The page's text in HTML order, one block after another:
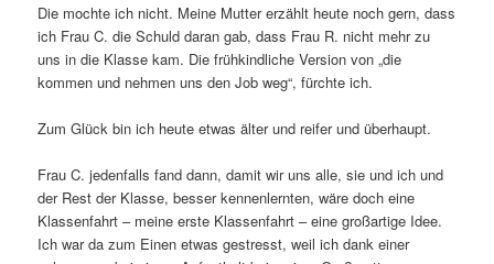
Die mochte ich nicht. Meine Mutter erzählt heute noch gern, dass
ich Frau C. die Schuld daran gab, dass Frau R. nicht mehr zu
uns in die Klasse kam. Die frühkindliche Version von „die
kommen und nehmen uns den Job weg“, fürchte ich.
Zum Glück bin ich heute etwas älter und reifer und überhaupt.
Frau C. jedenfalls fand dann, damit wir uns alle, sie und ich und
der Rest der Klasse, besser kennenlernten, wäre doch eine
Klassenfahrt – meine erste Klassenfahrt – eine großartige Idee.
Ich war da zum Einen etwas gestresst, weil ich dank einer